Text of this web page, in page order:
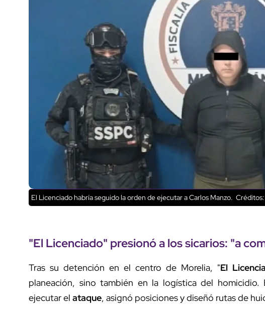
El Licenciado habría seguido la orden de ejecutar a Carlos Manzo.
"El Licenciado" presionó a los sicarios: "a
Tras su detención en el centro de Morelia, "El
planeación, sino también en la logística del
ejecutar el ataque, asignó posiciones y diseñó rutas de